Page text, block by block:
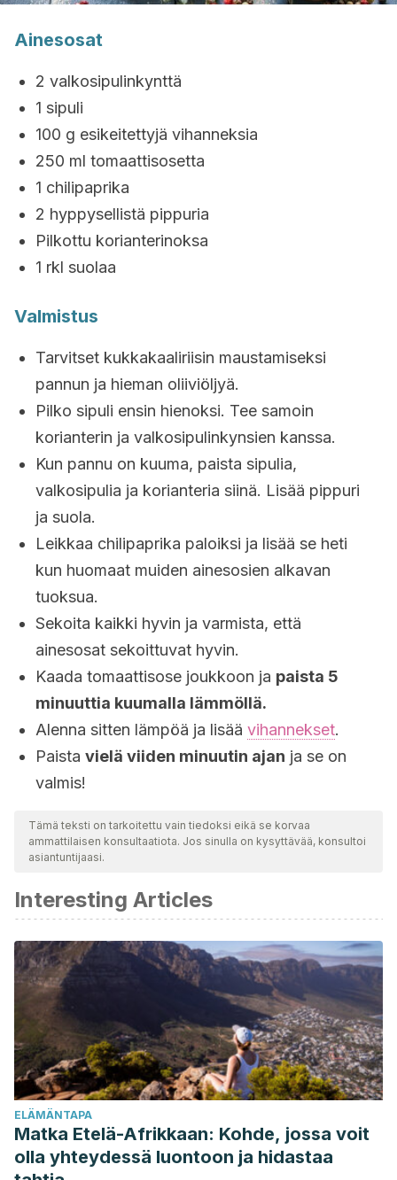
Ainesosat
2 valkosipulinkynttä
1 sipuli
100 g esikeitettyjä vihanneksia
250 ml tomaattisosetta
1 chilipaprika
2 hyppysellistä pippuria
Pilkottu korianterinoksa
1 rkl suolaa
Valmistus
Tarvitset kukkakaaliriisin maustamiseksi
pannun ja hieman oliiviöljyä.
Pilko sipuli ensin hienoksi. Tee samoin
korianterin ja valkosipulinkynsien kanssa.
Kun pannu on kuuma, paista sipulia,
valkosipulia ja korianteria siinä. Lisää pippuri
ja suola.
Leikkaa chilipaprika paloiksi ja lisää se heti
kun huomaat muiden ainesosien alkavan
tuoksua.
Sekoita kaikki hyvin ja varmista, että
ainesosat sekoittuvat hyvin.
Kaada tomaattisose joukkoon ja paista 5
minuuttia kuumalla lämmöllä.
Alenna sitten lämpöä ja lisää vihannekset.
Paista vielä viiden minuutin ajan ja se on
valmis!
Tämä teksti on tarkoitettu vain tiedoksi eikä se korvaa
ammattilaisen konsultaatiota. Jos sinulla on kysyttävää, konsultoi
asiantuntijaasi.
Interesting Articles
ELÄMÄNTAPA
Matka Etelä-Afrikkaan: Kohde, jossa voit
olla yhteydessä luontoon ja hidastaa